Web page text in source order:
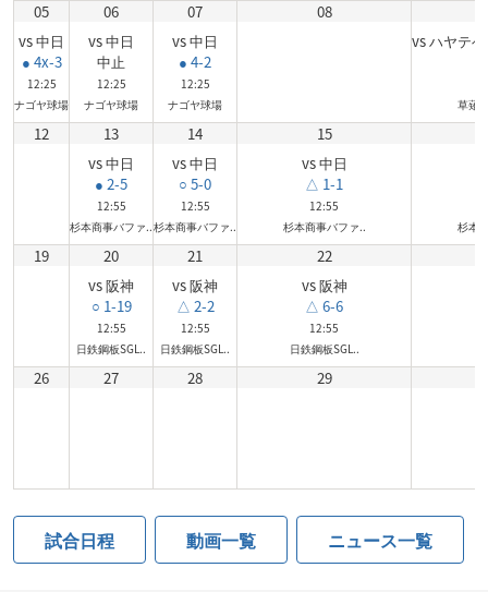
05
vs 中日
● 4x-3
12:25
ナゴヤ球場
06
vs 中日
中止
12:25
ナゴヤ球場
07
vs 中日
● 4-2
12:25
ナゴヤ球場
08
vs ハヤテ
草薙
12
13
vs 中日
● 2-5
12:55
杉本商事バファ..
14
vs 中日
○ 5-0
12:55
杉本商事バファ..
15
vs 中日
△ 1-1
12:55
杉本商事バファ..
杉本
19
20
vs 阪神
○ 1-19
12:55
日鉄鋼板SGL..
21
vs 阪神
△ 2-2
12:55
日鉄鋼板SGL..
22
vs 阪神
△ 6-6
12:55
日鉄鋼板SGL..
26 27 28 29
試合日程 動画一覧 ニュース一覧